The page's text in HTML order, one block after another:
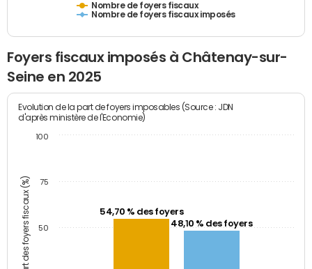
Nombre de foyers fiscaux
Nombre de foyers fiscaux imposés
Foyers fiscaux imposés à Châtenay-sur-
Seine en 2025
Part des foyers fiscaux (%)
Evolution de la part de foyers imposables (Source : JDN
d'après ministère de l'Economie)
54,70 % des foyers
48,10 % des foyers
50
75
100